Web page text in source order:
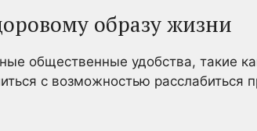
образу жизни
общественные удобства, такие
с возможностью расслабиться